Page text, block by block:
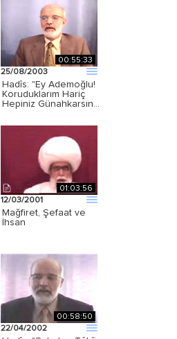
00:55:33
25/08/2003
Hadîs: "Ey Ademoğlu!
Koruduklarım Hariç
Hepiniz Günahkarsın…
01:03:56
12/03/2001
Mağfiret, Şefaat ve
İhsan
00:58:50
22/04/2002